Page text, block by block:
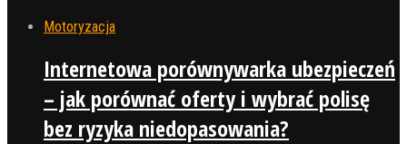
Motoryzacja
Internetowa porównywarka ubezpieczeń
– jak porównać oferty i wybrać polisę
bez ryzyka niedopasowania?